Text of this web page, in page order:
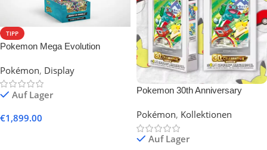
TIPP
Pokemon Mega Evolution
Bundle Display (English)
Pokémon, Display
Auf Lager
€1,899.00
Pokemon 30th Anniversary
Original Partner Card Set Vol.1
(Chinese)
Pokémon, Kollektionen
Auf Lager